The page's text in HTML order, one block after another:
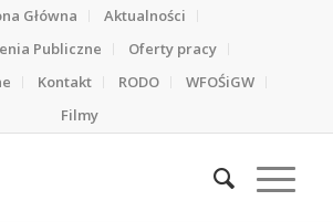
Główna
Aktualności
Publiczne
Oferty pracy
Kontakt RODO
WFOŚiGW
Filmy